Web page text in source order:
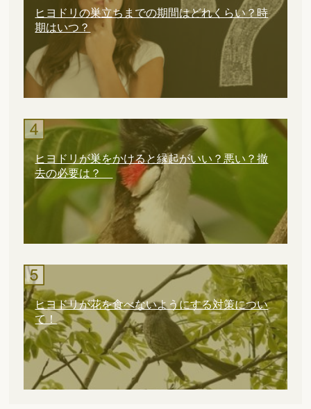
ヒヨドリの巣立ちまでの期間はどれくらい？時
期はいつ？
ヒヨドリが巣をかけると縁起がいい？悪い？撤
去の必要は？
ヒヨドリが花を食べないようにする対策につい
て！